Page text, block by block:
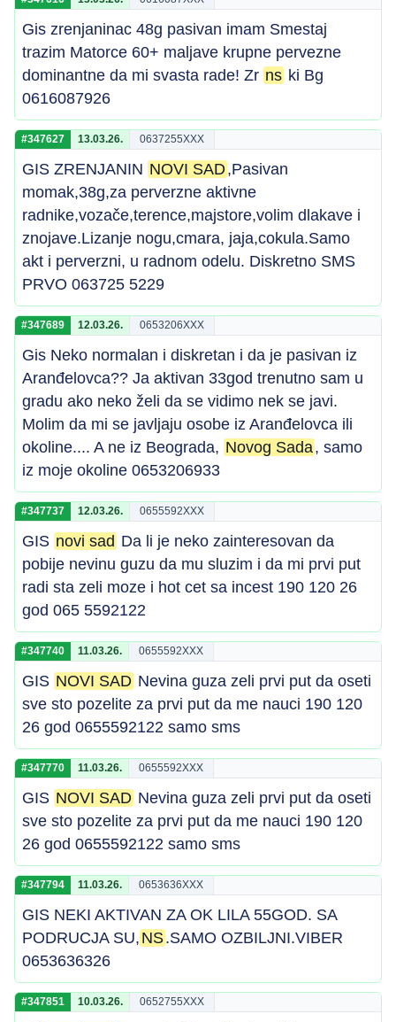
Gis zrenjaninac 48g pasivan imam Smestaj
trazim Matorce 60+ maljave krupne pervezne
dominantne da mi svasta rade! Zr ns ki Bg
0616087926
#347627 13.03.26. 0637255XXX
GIS ZRENJANIN NOVI SAD,Pasivan
momak,38g,za perverzne aktivne
radnike,vozače,terence,majstore,volim dlakave i
znojave.Lizanje nogu,cmara, jaja,cokula.Samo
akt i perverzni, u radnom odelu. Diskretno SMS
PRVO 063725 5229
#347689 12.03.26. 0653206XXX
Gis Neko normalan i diskretan i da je pasivan iz
Aranđelovca?? Ja aktivan 33god trenutno sam u
gradu ako neko želi da se vidimo nek se javi.
Molim da mi se javljaju osobe iz Aranđelovca ili
okoline.... A ne iz Beograda, Novog Sada, samo
iz moje okoline 0653206933
#347737 12.03.26. 0655592XXX
GIS novi sad Da li je neko zainteresovan da
pobije nevinu guzu da mu sluzim i da mi prvi put
radi sta zeli moze i hot cet sa incest 190 120 26
god 065 5592122
#347740 11.03.26. 0655592XXX
GIS NOVI SAD Nevina guza zeli prvi put da oseti
sve sto pozelite za prvi put da me nauci 190 120
26 god 0655592122 samo sms
#347770 11.03.26. 0655592XXX
GIS NOVI SAD Nevina guza zeli prvi put da oseti
sve sto pozelite za prvi put da me nauci 190 120
26 god 0655592122 samo sms
#347794 11.03.26. 0653636XXX
GIS NEKI AKTIVAN ZA OK LILA 55GOD. SA
PODRUCJA SU, NS.SAMO OZBILJNI.VIBER
0653636326
#347851 10.03.26. 0652755XXX